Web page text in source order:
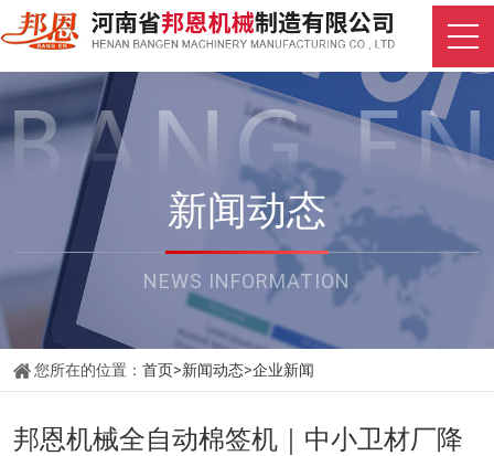
新闻动态
NEWS INFORMATION
您所在的位置： 首页>新闻动态>企业新闻
邦恩机械全自动棉签机｜中小卫材厂降